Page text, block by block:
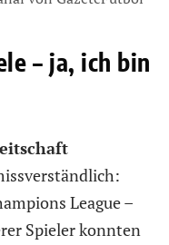
– ja, ich bin
League –
Spieler konnten